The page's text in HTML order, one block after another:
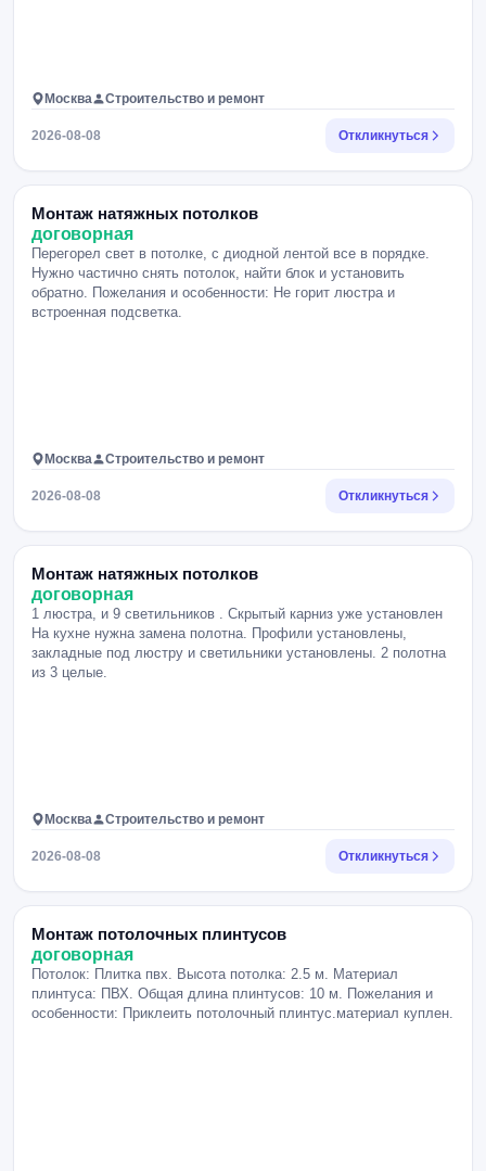
Москва Строительство и ремонт
2026-08-08 Откликнуться
Монтаж натяжных потолков
договорная
Перегорел свет в потолке, с диодной лентой все в порядке.
Нужно частично снять потолок, найти блок и установить
обратно. Пожелания и особенности: Не горит люстра и
встроенная подсветка.
Москва Строительство и ремонт
2026-08-08 Откликнуться
Монтаж натяжных потолков
договорная
1 люстра, и 9 светильников . Скрытый карниз уже установлен
На кухне нужна замена полотна. Профили установлены,
закладные под люстру и светильники установлены. 2 полотна
из 3 целые.
Москва Строительство и ремонт
2026-08-08 Откликнуться
Монтаж потолочных плинтусов
договорная
Потолок: Плитка пвх. Высота потолка: 2.5 м. Материал
плинтуса: ПВХ. Общая длина плинтусов: 10 м. Пожелания и
особенности: Приклеить потолочный плинтус.материал куплен.